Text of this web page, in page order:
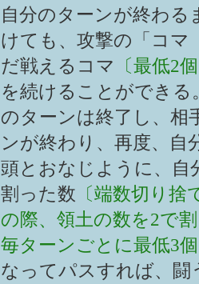
自分のターンが終わ
けても、攻撃の「コマ
だ戦えるコマ
〔最低2
を続けることができ
のターンは終了し、相
ンが終わり、再度、自
頭とおなじように、自
割った数 〔端数切り捨
の際、領土の数を2で
毎ターンごとに最低3
なってパスすれば、